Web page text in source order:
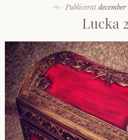
Publicerat
Lucka